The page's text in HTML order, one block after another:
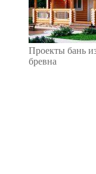
Проекты бань
бревна